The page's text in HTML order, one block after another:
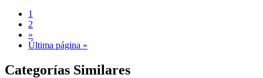
1
2
»
Última página »
Categorías Similares